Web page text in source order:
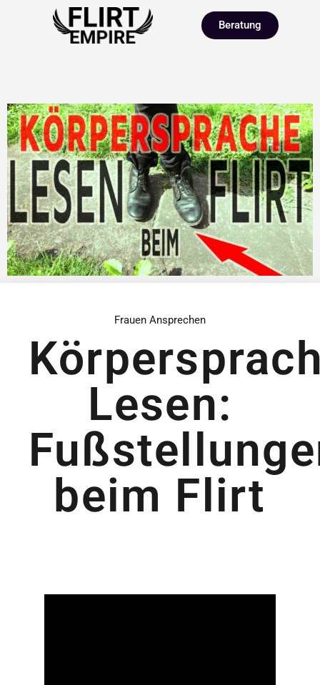
Beratung
Frauen Ansprechen
Lesen:
beim Flirt